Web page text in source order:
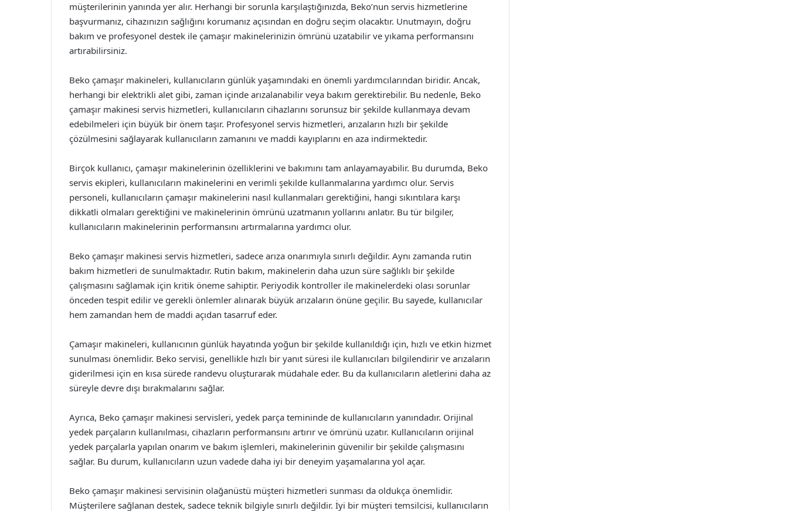
müşterilerinin yanında yer alır. Herhangi bir sorunla karşılaştığınızda, Beko’nun servis hizmetlerine
başvurmanız, cihazınızın sağlığını korumanız açısından en doğru seçim olacaktır. Unutmayın, doğru
bakım ve profesyonel destek ile çamaşır makinelerinizin ömrünü uzatabilir ve yıkama performansını
artırabilirsiniz.
Beko çamaşır makineleri, kullanıcıların günlük yaşamındaki en önemli yardımcılarından biridir. Ancak,
herhangi bir elektrikli alet gibi, zaman içinde arızalanabilir veya bakım gerektirebilir. Bu nedenle, Beko
çamaşır makinesi servis hizmetleri, kullanıcıların cihazlarını sorunsuz bir şekilde kullanmaya devam
edebilmeleri için büyük bir önem taşır. Profesyonel servis hizmetleri, arızaların hızlı bir şekilde
çözülmesini sağlayarak kullanıcıların zamanını ve maddi kayıplarını en aza indirmektedir.
Birçok kullanıcı, çamaşır makinelerinin özelliklerini ve bakımını tam anlayamayabilir. Bu durumda, Beko
servis ekipleri, kullanıcıların makinelerini en verimli şekilde kullanmalarına yardımcı olur. Servis
personeli, kullanıcıların çamaşır makinelerini nasıl kullanmaları gerektiğini, hangi sıkıntılara karşı
dikkatli olmaları gerektiğini ve makinelerinin ömrünü uzatmanın yollarını anlatır. Bu tür bilgiler,
kullanıcıların makinelerinin performansını artırmalarına yardımcı olur.
Beko çamaşır makinesi servis hizmetleri, sadece arıza onarımıyla sınırlı değildir. Aynı zamanda rutin
bakım hizmetleri de sunulmaktadır. Rutin bakım, makinelerin daha uzun süre sağlıklı bir şekilde
çalışmasını sağlamak için kritik öneme sahiptir. Periyodik kontroller ile makinelerdeki olası sorunlar
önceden tespit edilir ve gerekli önlemler alınarak büyük arızaların önüne geçilir. Bu sayede, kullanıcılar
hem zamandan hem de maddi açıdan tasarruf eder.
Çamaşır makineleri, kullanıcının günlük hayatında yoğun bir şekilde kullanıldığı için, hızlı ve etkin hizmet
sunulması önemlidir. Beko servisi, genellikle hızlı bir yanıt süresi ile kullanıcıları bilgilendirir ve arızaların
giderilmesi için en kısa sürede randevu oluşturarak müdahale eder. Bu da kullanıcıların aletlerini daha az
süreyle devre dışı bırakmalarını sağlar.
Ayrıca, Beko çamaşır makinesi servisleri, yedek parça temininde de kullanıcıların yanındadır. Orijinal
yedek parçaların kullanılması, cihazların performansını artırır ve ömrünü uzatır. Kullanıcıların orijinal
yedek parçalarla yapılan onarım ve bakım işlemleri, makinelerinin güvenilir bir şekilde çalışmasını
sağlar. Bu durum, kullanıcıların uzun vadede daha iyi bir deneyim yaşamalarına yol açar.
Beko çamaşır makinesi servisinin olağanüstü müşteri hizmetleri sunması da oldukça önemlidir.
Müşterilere sağlanan destek, sadece teknik bilgiyle sınırlı değildir. İyi bir müşteri temsilcisi, kullanıcıların